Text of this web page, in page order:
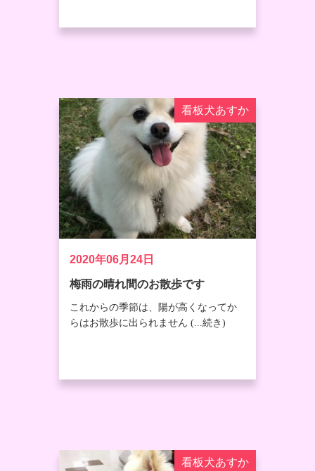
看板犬あすか
2020年06月24日
梅雨の晴れ間のお散歩です
これからの季節は、陽が高くなってか
らはお散歩に出られません (...続き)
看板犬あすか